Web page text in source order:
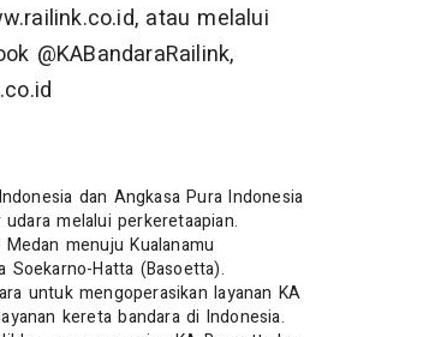
atau melalui
@KABandaraRailink,
dan Angkasa Pura Indonesia
melalui perkeretaapian.
menuju Kualanamu
Hatta (Basoetta).
untuk mengoperasikan layanan KA
kereta bandara di Indonesia.